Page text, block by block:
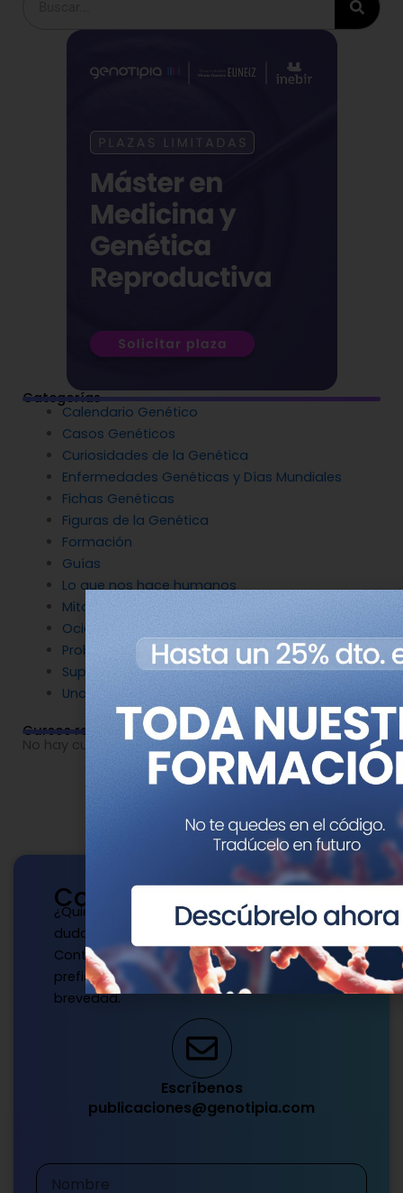
Categorías
Calendario Genético
Casos Genéticos
Curiosidades de la Genética
Enfermedades Genéticas y Días Mundiales
Fichas Genéticas
Figuras de la Genética
Formación
Guías
Lo que nos hace humanos
Mitos destruidos por la Genética
Ocio y Genética
Problemas de genética
Superpoderes Genéticos
Uncategorized
Cursos relacionados
No hay cursos relacionados o imágenes disponibles.
Contacto
¿Quieres publicar con nosotros? ¿Tienes
dudas?
Contacta con nosotros de la manera que
prefieras y te responderemos a la mayor
brevedad.
Escríbenos
publicaciones@genotipia.com
Nombre